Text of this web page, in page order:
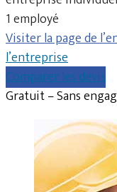
1 employé
Visiter la page de
l’entreprise
Comparer les devis
Gratuit – Sans